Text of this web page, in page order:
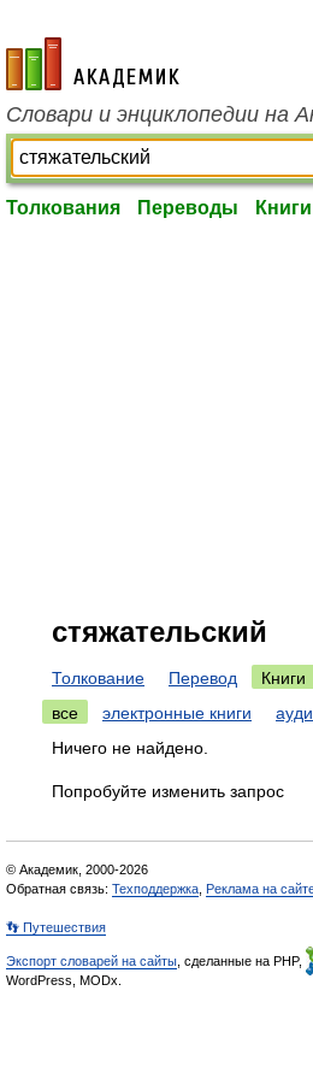
academic.ru
Словари и энциклопедии на
Толкования Переводы Книги
стяжательский
Толкование Перевод
Книги
все
электронные книги
Ничего не найдено.
Попробуйте изменить запрос
© Академик, 2000-2026
Обратная связь: Техподдержка Реклама на
👣 Путешествия
Экспорт словарей на сайты , сделанные на PHP,
WordPress, MODx.